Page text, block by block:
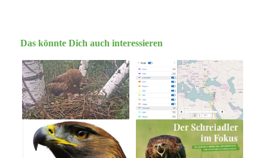
Das könnte Dich auch interessieren